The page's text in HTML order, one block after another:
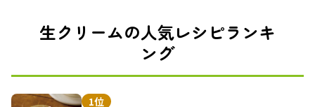
生クリームの人気レシピランキ
ング
1位